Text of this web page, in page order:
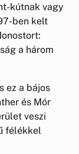
kútnak vagy
ben kelt
a három
ez a bájos
és Mór
veszi
félékkel